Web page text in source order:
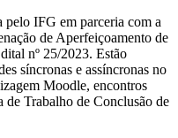
pelo IFG em parceria com a
de Aperfeiçoamento de
nº 25/2023. Estão
síncronas e assíncronas no
Moodle, encontros
de Trabalho de Conclusão de